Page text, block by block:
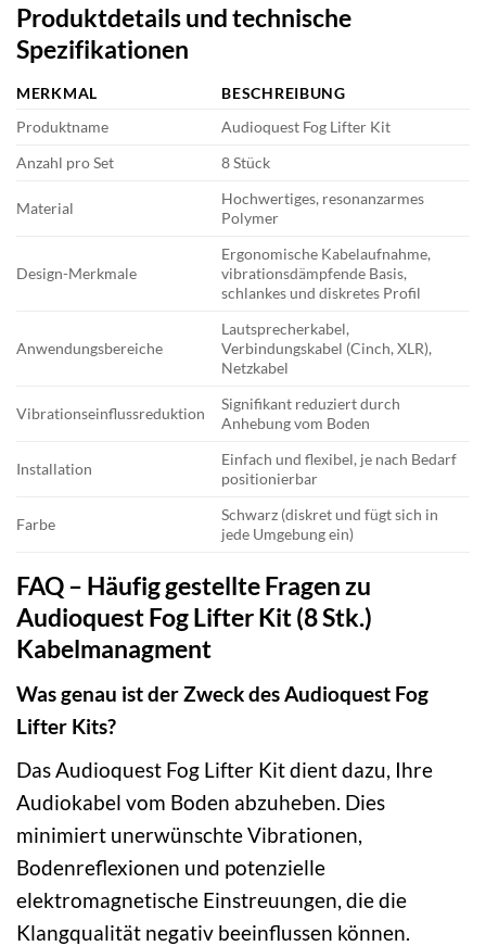
Produktdetails und technische
Spezifikationen
MERKMAL
BESCHREIBUNG
Produktname
Audioquest Fog Lifter Kit
Anzahl pro Set
8 Stück
Material
Hochwertiges, resonanzarmes
Polymer
Design-Merkmale
Ergonomische Kabelaufnahme,
vibrationsdämpfende Basis,
schlankes und diskretes Profil
Anwendungsbereiche
Lautsprecherkabel,
Verbindungskabel (Cinch, XLR),
Netzkabel
Vibrationseinflussreduktion
Signifikant reduziert durch
Anhebung vom Boden
Installation
Einfach und flexibel, je nach Bedarf
positionierbar
Farbe
Schwarz (diskret und fügt sich in
jede Umgebung ein)
FAQ – Häufig gestellte Fragen zu
Audioquest Fog Lifter Kit (8 Stk.)
Kabelmanagment
Was genau ist der Zweck des Audioquest Fog
Lifter Kits?
Das Audioquest Fog Lifter Kit dient dazu, Ihre
Audiokabel vom Boden abzuheben. Dies
minimiert unerwünschte Vibrationen,
Bodenreflexionen und potenzielle
elektromagnetische Einstreuungen, die die
Klangqualität negativ beeinflussen können.